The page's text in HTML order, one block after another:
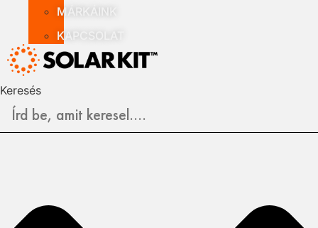
MÁRKÁINK
KAPCSOLAT
Keresés